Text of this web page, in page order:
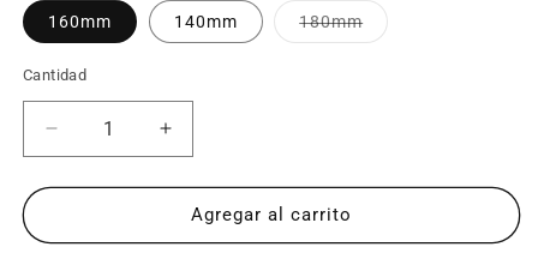
160mm 140mm 180mmVariante
agotada
Cantidad
Reducir
cantidad
para
Rotor
Aumentar
cantidad
para
Disco
Rotor
Agregar al carrito